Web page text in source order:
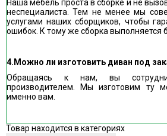
Наша мебель проста в сборке и не
неспециалиста. Тем не менее мы
услугами наших сборщиков, чтобы
ошибок. К тому же сборка выполняется
4.Можно ли изготовить диван под
Обращаясь к нам, вы
производителем. Мы изготовим ту
именно вам.
Товар находится в категориях